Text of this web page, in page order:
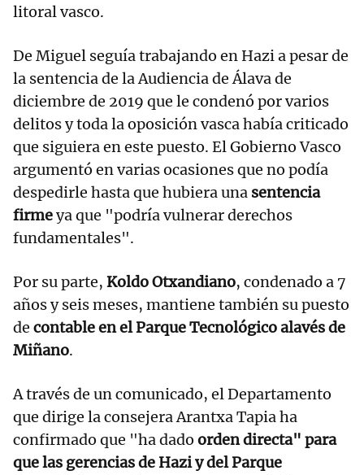
litoral vasco.
De Miguel seguía trabajando en Hazi a pesar de
la sentencia de la Audiencia de Álava de
diciembre de 2019 que le condenó por varios
delitos y toda la oposición vasca había criticado
que siguiera en este puesto. El Gobierno Vasco
argumentó en varias ocasiones que no podía
despedirle hasta que hubiera una sentencia
firmeya que "podría vulnerar derechos
fundamentales".
Por su parte, Koldo Otxandiano, condenado a 7
años y seis meses, mantiene también su puesto
de contable en el Parque Tecnológico alavés de
Miñano.
A través de un comunicado, el Departamento
que dirige la consejera Arantxa Tapia ha
confirmado que "ha dado orden directa" para
que las gerencias de Hazi y del Parque